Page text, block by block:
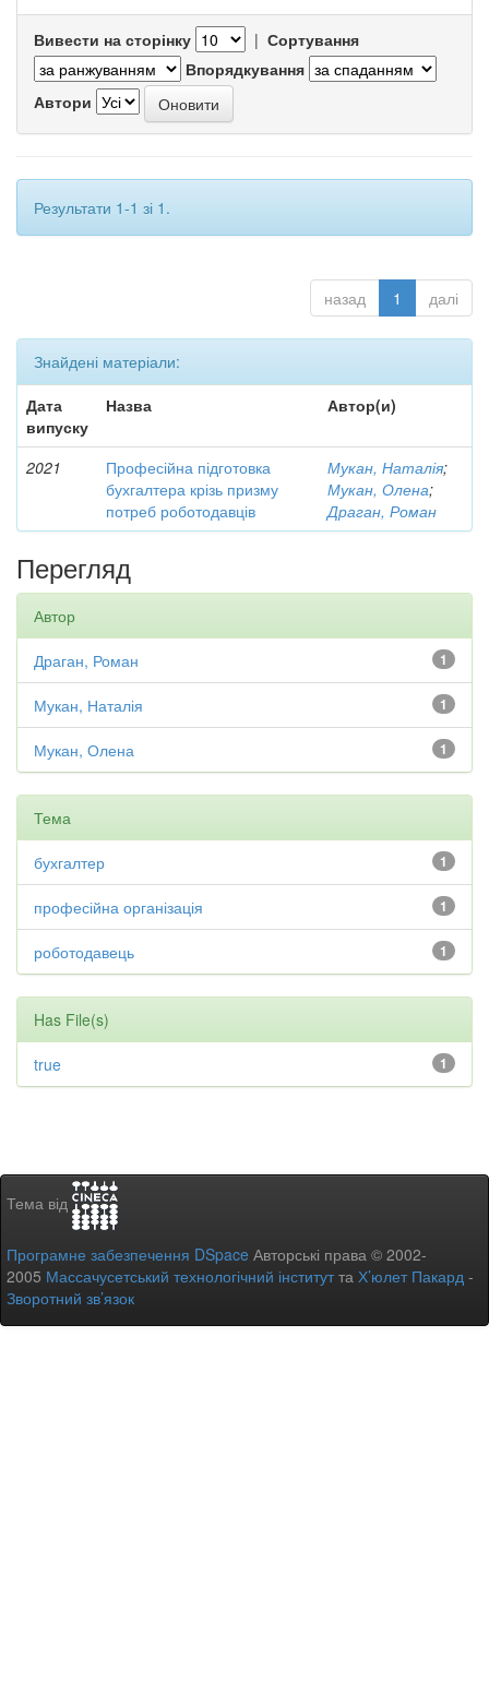
Вивести на сторінку | Сортування
Впорядкування
Автори
Результати 1-1 зі 1.
назад 1 далі
Знайдені матеріали:
Дата
випуску
Назва Автор(и)
2021
Професійна підготовка
бухгалтера крізь призму
потреб роботодавців
Мукан, Наталія;
Мукан, Олена;
Драган, Роман
Перегляд
Автор
1
Драган, Роман
1
Мукан, Наталія
1
Мукан, Олена
Тема
1
бухгалтер
1
професійна організація
1
роботодавець
Has File(s)
1
true
Тема від
Програмне забезпечення DSpace Авторські права © 2002-
2005 Массачусетський технологічний інститутта Х’юлет Пакард -
Зворотний зв’язок